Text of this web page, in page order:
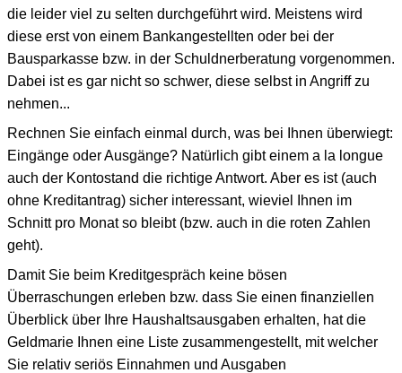
die leider viel zu selten durchgeführt wird. Meistens wird
diese erst von einem Bankangestellten oder bei der
Bausparkasse bzw. in der Schuldnerberatung vorgenommen.
Dabei ist es gar nicht so schwer, diese selbst in Angriff zu
nehmen...
Rechnen Sie einfach einmal durch, was bei Ihnen überwiegt:
Eingänge oder Ausgänge? Natürlich gibt einem a la longue
auch der Kontostand die richtige Antwort. Aber es ist (auch
ohne Kreditantrag) sicher interessant, wieviel Ihnen im
Schnitt pro Monat so bleibt (bzw. auch in die roten Zahlen
geht).
Damit Sie beim Kreditgespräch keine bösen
Überraschungen erleben bzw. dass Sie einen finanziellen
Überblick über Ihre Haushaltsausgaben erhalten, hat die
Geldmarie Ihnen eine Liste zusammengestellt, mit welcher
Sie relativ seriös Einnahmen und Ausgaben